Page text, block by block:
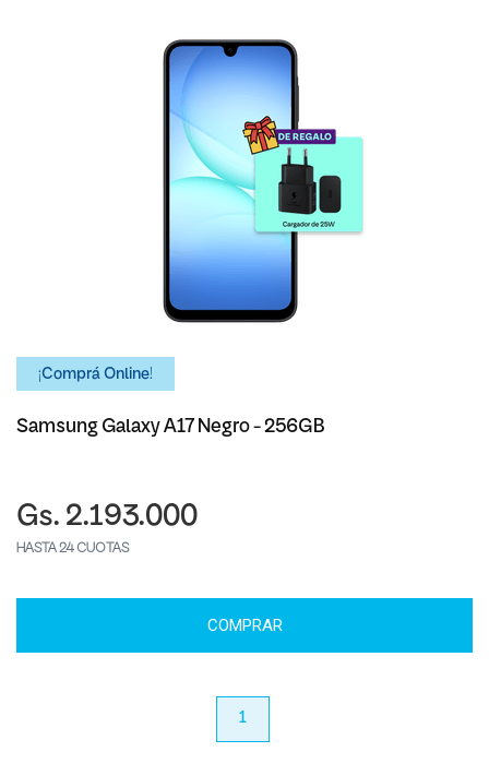
¡Comprá Online!
Samsung Galaxy A17 Negro - 256GB
Gs. 2.193.000
HASTA 24 CUOTAS
COMPRAR
1